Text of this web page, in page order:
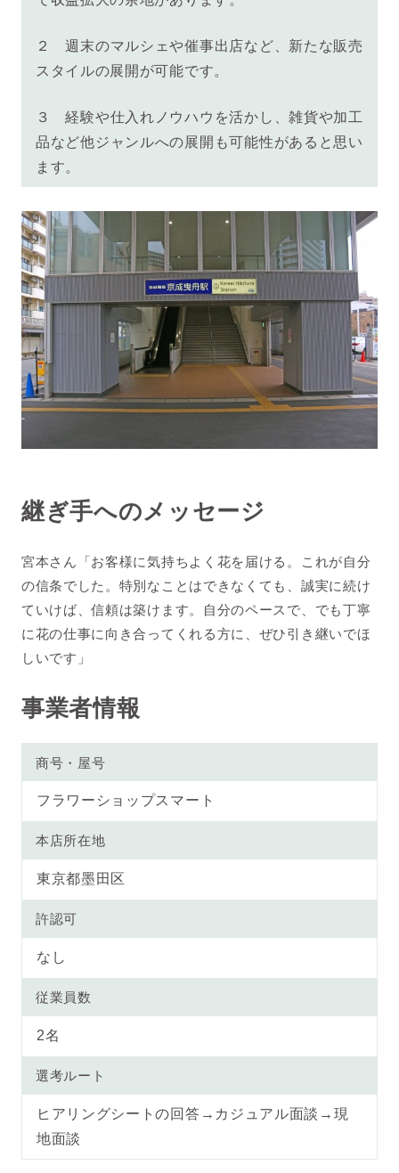
２ 週末のマルシェや催事出店など、新たな販売
スタイルの展開が可能です。
３ 経験や仕入れノウハウを活かし、雑貨や加工
品など他ジャンルへの展開も可能性があると思い
ます。
継ぎ手へのメッセージ
宮本さん「お客様に気持ちよく花を届ける。これが自分
の信条でした。特別なことはできなくても、誠実に続け
ていけば、信頼は築けます。自分のペースで、でも丁寧
に花の仕事に向き合ってくれる方に、ぜひ引き継いでほ
しいです」
事業者情報
商号・屋号
フラワーショップスマート
本店所在地
東京都墨田区
許認可
なし
従業員数
2名
選考ルート
ヒアリングシートの回答→カジュアル面談→現
地面談